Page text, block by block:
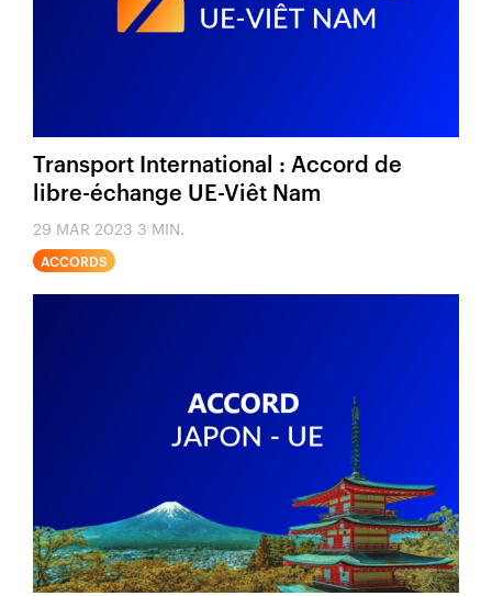
Transport International : Accord de
libre-échange UE-Viêt Nam
29 MAR 2023 3 MIN.
ACCORDS